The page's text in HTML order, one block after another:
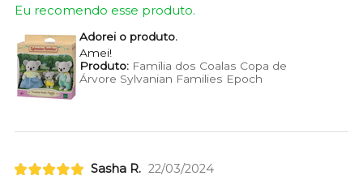
Eu recomendo esse produto.
Adorei o produto.
Amei!
Produto:Família dos Coalas Copa de
Árvore Sylvanian Families Epoch
Sasha R. 22/03/2024